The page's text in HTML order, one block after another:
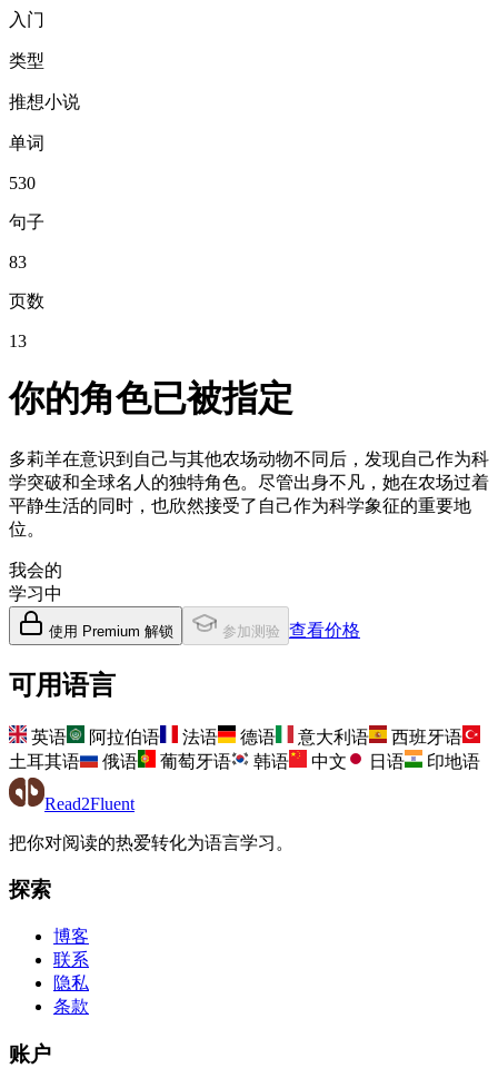
入门
类型
推想小说
单词
530
句子
83
页数
13
你的角色已被指定
多莉羊在意识到自己与其他农场动物不同后，发现自己作为科
学突破和全球名人的独特角色。尽管出身不凡，她在农场过着
平静生活的同时，也欣然接受了自己作为科学象征的重要地
位。
我会的
学习中
使用 Premium 解锁 参加测验 查看价格
可用语言
英语 阿拉伯语 法语 德语 意大利语
西班牙语
土耳其语
俄语 葡萄牙语 韩语 中文 日语 印地语
Read2Fluent
把你对阅读的热爱转化为语言学习。
探索
博客
联系
隐私
条款
账户